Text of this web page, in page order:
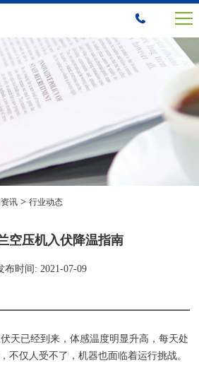
讯 >行业动态
空压机入伏降温指南
布时间: 2021-07-09
已经到来，体感温度明显升高，每天处
不仅人受不了，机器也面临着运行挑战。